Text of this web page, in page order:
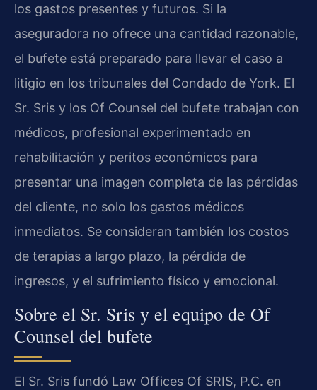
los gastos presentes y futuros. Si la
aseguradora no ofrece una cantidad razonable,
el bufete está preparado para llevar el caso a
litigio en los tribunales del Condado de York. El
Sr. Sris y los Of Counsel del bufete trabajan con
médicos, profesional experimentado en
rehabilitación y peritos económicos para
presentar una imagen completa de las pérdidas
del cliente, no solo los gastos médicos
inmediatos. Se consideran también los costos
de terapias a largo plazo, la pérdida de
ingresos, y el sufrimiento físico y emocional.
Sobre el Sr. Sris y el equipo de Of
Counsel del bufete
El Sr. Sris fundó Law Offices Of SRIS, P.C. en